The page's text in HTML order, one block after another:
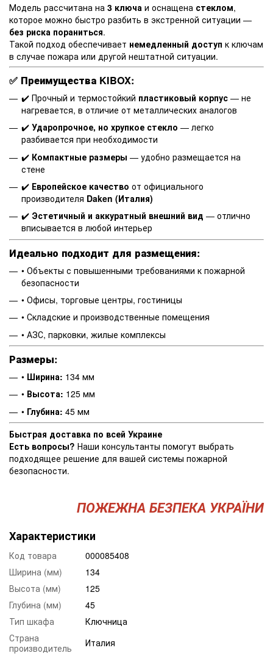
Модель рассчитана на 3 ключа и оснащена стеклом,
которое можно быстро разбить в экстренной ситуации —
без риска пораниться.
Такой подход обеспечивает немедленный доступ к ключам
в случае пожара или другой нештатной ситуации.
✅ Преимущества KIBOX:
✔️ Прочный и термостойкий пластиковый корпус — не
нагревается, в отличие от металлических аналогов
✔️ Ударопрочное, но хрупкое стекло — легко
разбивается при необходимости
✔️ Компактные размеры — удобно размещается на
стене
✔️ Европейское качество от официального
производителя Daken (Италия)
✔️ Эстетичный и аккуратный внешний вид — отлично
вписывается в любой интерьер
Идеально подходит для размещения:
• Объекты с повышенными требованиями к пожарной
безопасности
• Офисы, торговые центры, гостиницы
• Складские и производственные помещения
• АЗС, парковки, жилые комплексы
Размеры:
• Ширина: 134 мм
• Высота: 125 мм
• Глубина: 45 мм
Быстрая доставка по всей Украине
Есть вопросы? Наши консультанты помогут выбрать
подходящее решение для вашей системы пожарной
безопасности.
ПОЖЕЖНА БЕЗПЕКА УКРАЇНИ
Характеристики
Код товара
000085408
Ширина (мм)
134
Высота (мм)
125
Глубина (мм)
45
Тип шкафа
Ключница
Страна
производитель
Италия